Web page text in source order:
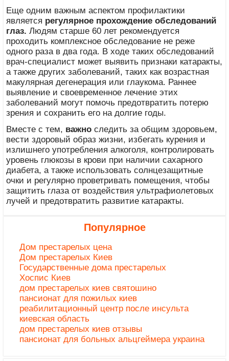
Еще одним важным аспектом профилактики
является регулярное прохождение обследований
глаз. Людям старше 60 лет рекомендуется
проходить комплексное обследование не реже
одного раза в два года. В ходе таких обследований
врач-специалист может выявить признаки катаракты,
а также других заболеваний, таких как возрастная
макулярная дегенерация или глаукома. Раннее
выявление и своевременное лечение этих
заболеваний могут помочь предотвратить потерю
зрения и сохранить его на долгие годы.
Вместе с тем, важноследить за общим здоровьем,
вести здоровый образ жизни, избегать курения и
излишнего употребления алкоголя, контролировать
уровень глюкозы в крови при наличии сахарного
диабета, а также использовать солнцезащитные
очки и регулярно проветривать помещения, чтобы
защитить глаза от воздействия ультрафиолетовых
лучей и предотвратить развитие катаракты.
Популярное
Дом престарелых цена
Дом престарелых Киев
Государственные дома престарелых
Хоспис Киев
дом престарелых киев святошино
пансионат для пожилых киев
реабилитационный центр после инсульта
киевская область
дом престарелых киев отзывы
пансионат для больных альцгеймера украина